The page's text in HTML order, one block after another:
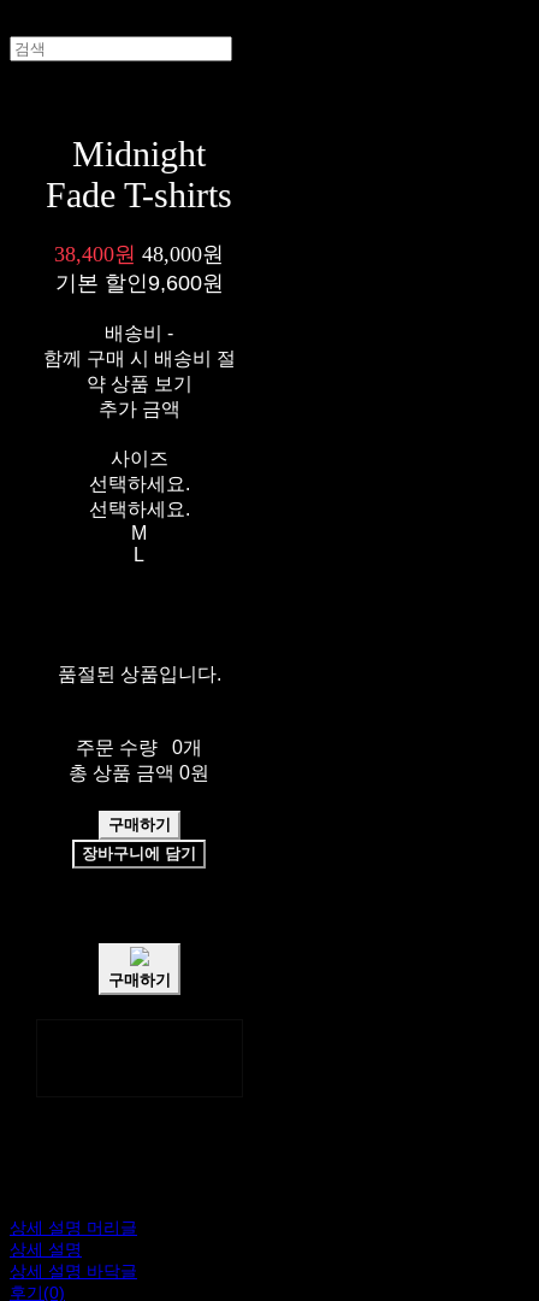
Midnight
Fade T-shirts
38,400원48,000원
기본 할인9,600원
배송비-
함께 구매 시 배송비 절
약 상품 보기
추가 금액
사이즈
선택하세요.
선택하세요.
M
L
품절된 상품입니다.
주문 수량
0개
총 상품 금액 0원
구매하기
장바구니에 담기
구매하기
상세 설명 머리글
상세 설명
상세 설명 바닥글
후기(0)